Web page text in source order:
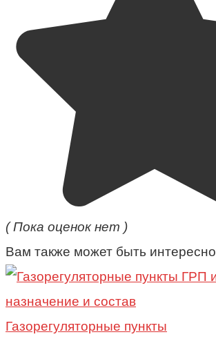
( Пока оценок нет )
Вам также может быть интересно
Газорегуляторные пункты